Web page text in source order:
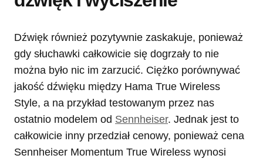
Dźwięk również pozytywnie zaskakuje, ponieważ
gdy słuchawki całkowicie się dogrzały to nie
można było nic im zarzucić. Ciężko porównywać
jakość dźwięku między Hama True Wireless
Style, a na przykład testowanym przez nas
ostatnio modelem od Sennheiser. Jednak jest to
całkowicie inny przedział cenowy, ponieważ cena
Sennheiser Momentum True Wireless wynosi